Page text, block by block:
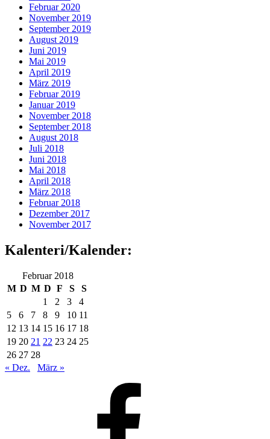
Februar 2020
November 2019
September 2019
August 2019
Juni 2019
Mai 2019
April 2019
März 2019
Februar 2019
Januar 2019
November 2018
September 2018
August 2018
Juli 2018
Juni 2018
Mai 2018
April 2018
März 2018
Februar 2018
Dezember 2017
November 2017
Kalenteri/Kalender:
Februar 2018
M D M D F S
S
1
2 3
4
5
6 7 8 9 10 11
12 13 14 15 16 17 18
19 20 21 22 23 24 25
26 27 28
« Dez.
März »